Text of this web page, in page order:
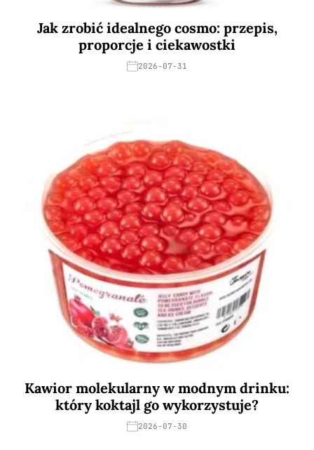
Jak zrobić idealnego cosmo: przepis,
proporcje i ciekawostki
2026-07-31
Kawior molekularny w modnym drinku:
który koktajl go wykorzystuje?
2026-07-30